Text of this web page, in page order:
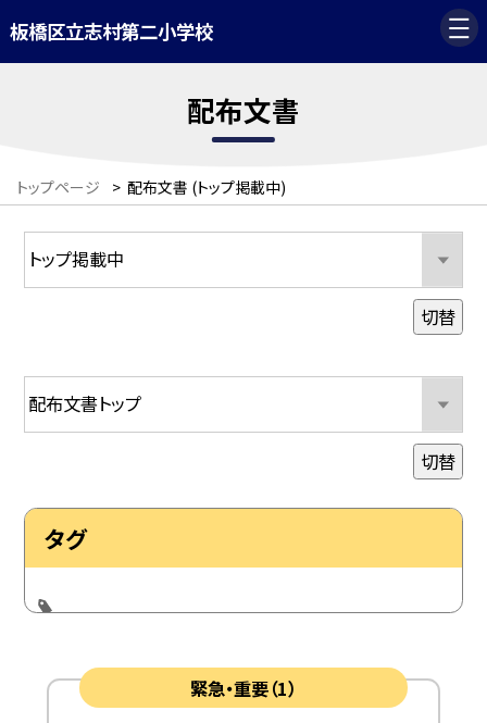
板橋区立志村第二小学校
配布文書
トップページ > 配布文書 (トップ掲載中)
切替
切替
タグ
緊急・重要（1）